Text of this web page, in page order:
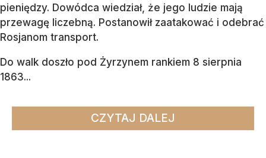
pieniędzy. Dowódca wiedział, że jego ludzie mają
przewagę liczebną. Postanowił zaatakować i odebrać
Rosjanom transport.
Do walk doszło pod Żyrzynem rankiem 8 sierpnia
1863...
CZYTAJ DALEJ